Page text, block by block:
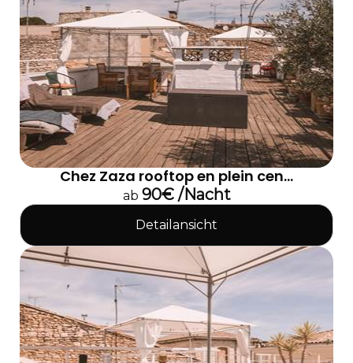
Chez Zaza rooftop en plein cen...
ab 90€ /Nacht
Detailansicht